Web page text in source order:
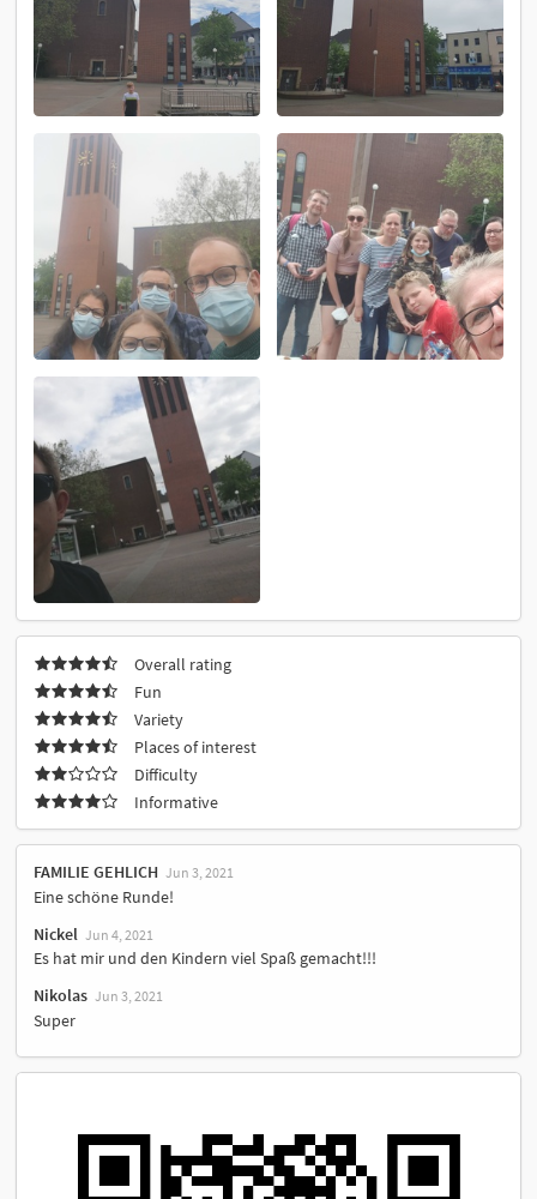
Overall rating
Fun
Variety
Places of interest
Difficulty
Informative
FAMILIE GEHLICH Jun 3, 2021
Eine schöne Runde!
Nickel Jun 4, 2021
Es hat mir und den Kindern viel Spaß gemacht!!!
Nikolas Jun 3, 2021
Super